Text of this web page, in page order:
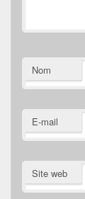
Nom
E-mail
Site web